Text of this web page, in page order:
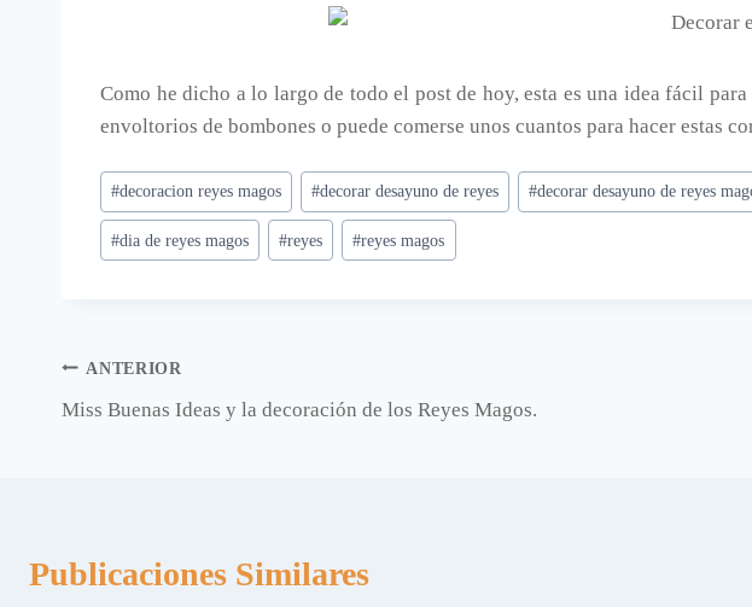
Como he dicho a lo largo de todo el post de hoy, esta es una idea fácil
envoltorios de bombones o puede comerse unos cuantos para hacer estas
Etiquetas
de
la
#decoracion reyes magos #decorar desayuno de reyes #decorar desayuno de reyes
#dia de reyes magos #reyes #reyes magos
Navegación
de
ANTERIOR
Miss Buenas Ideas y la decoración de los Reyes Magos.
Publicaciones Similares